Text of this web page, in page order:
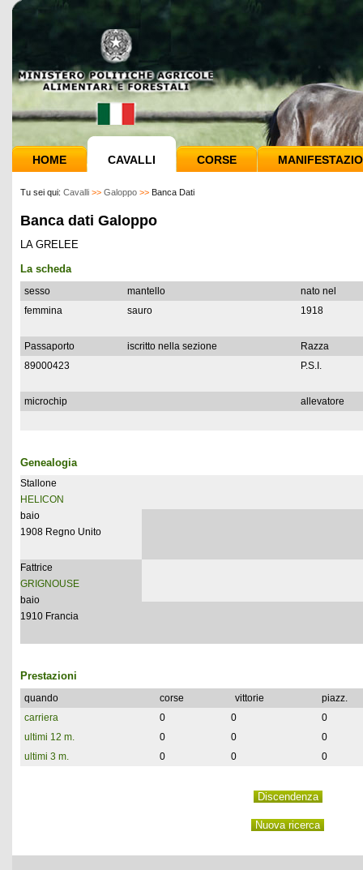
HOME CAVALLI CORSE
Tu sei qui: Cavalli >> Galoppo >> Banca Dati
Banca dati Galoppo
LA GRELEE
La scheda
sesso mantello
nato nel
femmina
sauro 1918
Passaporto iscritto nella sezione
Razza
89000423
P.S.I.
microchip allevatore
Genealogia
Stallone
HELICON
baio
1908 Regno Unito
Fattrice
GRIGNOUSE
baio
1910 Francia
Prestazioni
quando corse vittorie
piazz.
carriera
0 0
0
ultimi 12 m.
0 0
0
ultimi 3 m.
0 0 0